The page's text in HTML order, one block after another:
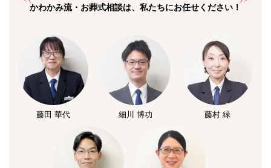
かわかみ流・お葬式相談は、私たちにお任せください！
藤田 華代 細川 博功 藤村 緑